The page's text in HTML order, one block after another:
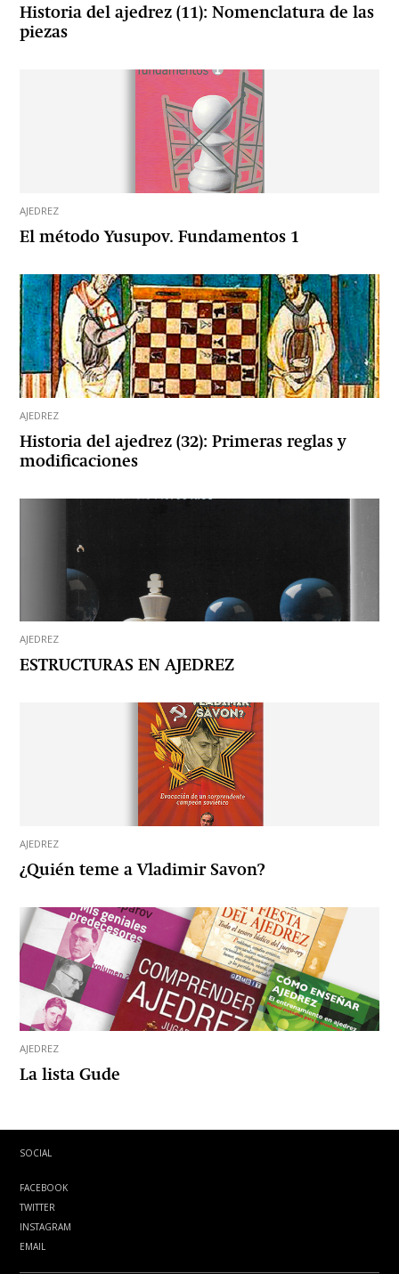
Historia del ajedrez (11): Nomenclatura de las
piezas
AJEDREZ
El método Yusupov. Fundamentos 1
AJEDREZ
Historia del ajedrez (32): Primeras reglas y
modificaciones
AJEDREZ
ESTRUCTURAS EN AJEDREZ
AJEDREZ
¿Quién teme a Vladimir Savon?
AJEDREZ
La lista Gude
SOCIAL
FACEBOOK
TWITTER
INSTAGRAM
EMAIL